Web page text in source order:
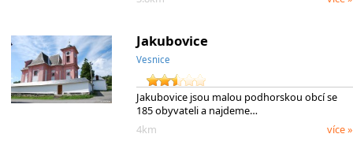
Jakubovice
Vesnice
Jakubovice jsou malou podhorskou obcí se
185 obyvateli a najdeme…
4km
více »